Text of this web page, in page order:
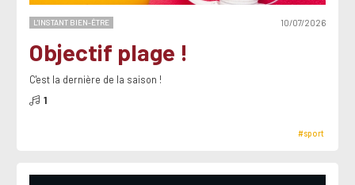
L'INSTANT BIEN-ÊTRE 10/07/2026
Objectif plage !
C'est la dernière de la saison !
1
#sport